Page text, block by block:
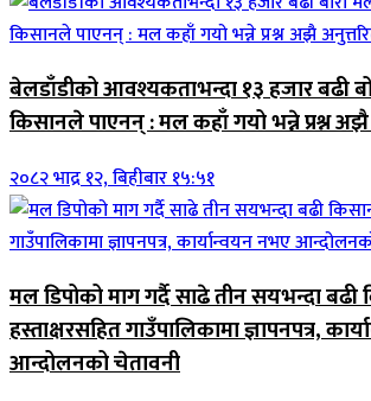
बेलडाँडीको आवश्यकताभन्दा १३ हजार बढी
किसानले पाएनन् : मल कहाँ गयो भन्ने प्रश्न अझै
२०८२ भाद्र १२, बिहीबार १५:५१
मल डिपोको माग गर्दै साढे तीन सयभन्दा
हस्ताक्षरसहित गाउँपालिकामा ज्ञापनपत्र,
आन्दोलनको चेतावनी